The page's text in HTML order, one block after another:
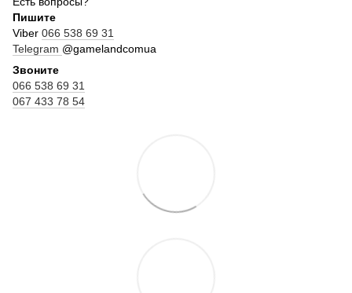
Пишите
Viber 066 538 69 31
Telegram @gamelandcomua
Звоните
066 538 69 31
067 433 78 54